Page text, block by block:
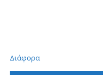
Διάφορα